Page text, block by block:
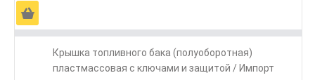
Ä
Крышка топливного бака (полуоборотная)
пластмассовая с ключами и защитой / Импорт